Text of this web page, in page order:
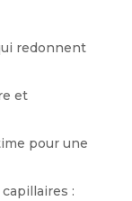
redonnent
et
pour une
: